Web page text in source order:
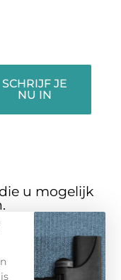
SCHRIJF JE
NU IN
die u mogelijk